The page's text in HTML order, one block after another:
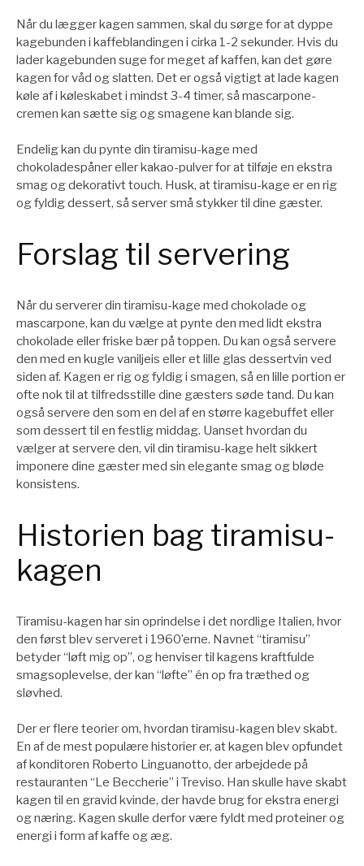
Når du lægger kagen sammen, skal du sørge for at dyppe
kagebunden i kaffeblandingen i cirka 1-2 sekunder. Hvis du
lader kagebunden suge for meget af kaffen, kan det gøre
kagen for våd og slatten. Det er også vigtigt at lade kagen
køle af i køleskabet i mindst 3-4 timer, så mascarpone-
cremen kan sætte sig og smagene kan blande sig.
Endelig kan du pynte din tiramisu-kage med
chokoladespåner eller kakao-pulver for at tilføje en ekstra
smag og dekorativt touch. Husk, at tiramisu-kage er en rig
og fyldig dessert, så server små stykker til dine gæster.
Forslag til servering
Når du serverer din tiramisu-kage med chokolade og
mascarpone, kan du vælge at pynte den med lidt ekstra
chokolade eller friske bær på toppen. Du kan også servere
den med en kugle vaniljeis eller et lille glas dessertvin ved
siden af. Kagen er rig og fyldig i smagen, så en lille portion er
ofte nok til at tilfredsstille dine gæsters søde tand. Du kan
også servere den som en del af en større kagebuffet eller
som dessert til en festlig middag. Uanset hvordan du
vælger at servere den, vil din tiramisu-kage helt sikkert
imponere dine gæster med sin elegante smag og bløde
konsistens.
Historien bag tiramisu-
kagen
Tiramisu-kagen har sin oprindelse i det nordlige Italien, hvor
den først blev serveret i 1960’erne. Navnet “tiramisu”
betyder “løft mig op”, og henviser til kagens kraftfulde
smagsoplevelse, der kan “løfte” én op fra træthed og
sløvhed.
Der er flere teorier om, hvordan tiramisu-kagen blev skabt.
En af de mest populære historier er, at kagen blev opfundet
af konditoren Roberto Linguanotto, der arbejdede på
restauranten “Le Beccherie” i Treviso. Han skulle have skabt
kagen til en gravid kvinde, der havde brug for ekstra energi
og næring. Kagen skulle derfor være fyldt med proteiner og
energi i form af kaffe og æg.